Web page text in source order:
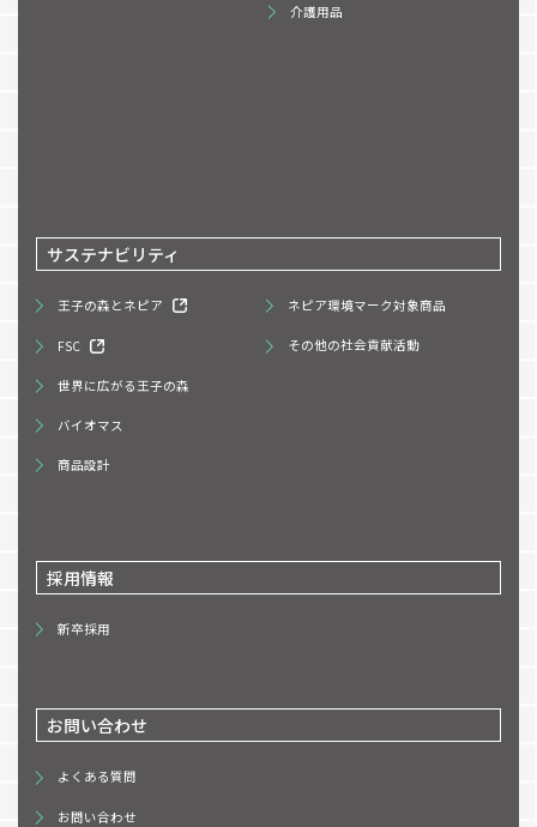
介護用品
サステナビリティ
王子の森とネピア
FSC
世界に広がる王子の森
バイオマス
商品設計
ネピア環境マーク対象商品
その他の社会貢献活動
採用情報
新卒採用
お問い合わせ
よくある質問
お問い合わせ